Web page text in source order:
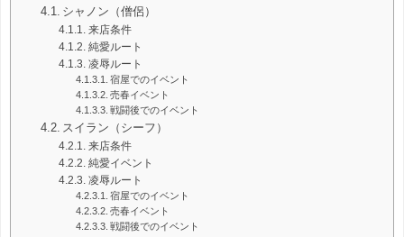
シャノン（僧侶）
来店条件
純愛ルート
凌辱ルート
宿屋でのイベント
売春イベント
戦闘後でのイベント
スイラン（シーフ）
来店条件
純愛イベント
凌辱ルート
宿屋でのイベント
売春イベント
戦闘後でのイベント